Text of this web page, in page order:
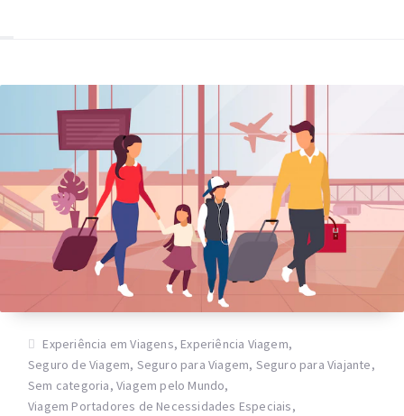
Experiência em Viagens, Experiência Viagem,
Seguro de Viagem, Seguro para Viagem, Seguro para Viajante,
Sem categoria,Viagem pelo Mundo,
Viagem Portadores de Necessidades Especiais,